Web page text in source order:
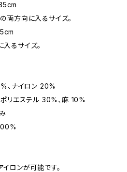
方向に入るサイズ。
るサイズ。
、ナイロン 20%
ステル 30%、麻 10%
イロンが可能です。